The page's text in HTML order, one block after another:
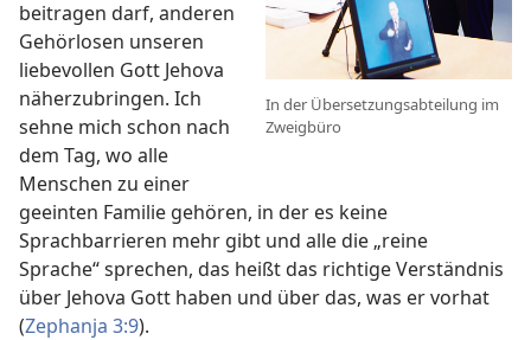
In der Übersetzungsabteilung im
Zweigbüro
beitragen darf, anderen
Gehörlosen unseren
liebevollen Gott Jehova
näherzubringen. Ich
sehne mich schon nach
dem Tag, wo alle
Menschen zu einer
geeinten Familie gehören, in der es keine
Sprachbarrieren mehr gibt und alle die „reine
Sprache“ sprechen, das heißt das richtige Verständnis
über Jehova Gott haben und über das, was er vorhat
(Zephanja 3:9).